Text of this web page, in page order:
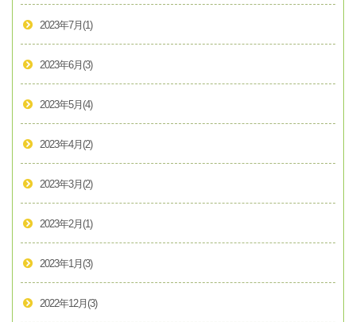
2023年7月 (1)
2023年6月 (3)
2023年5月 (4)
2023年4月 (2)
2023年3月 (2)
2023年2月 (1)
2023年1月 (3)
2022年12月 (3)